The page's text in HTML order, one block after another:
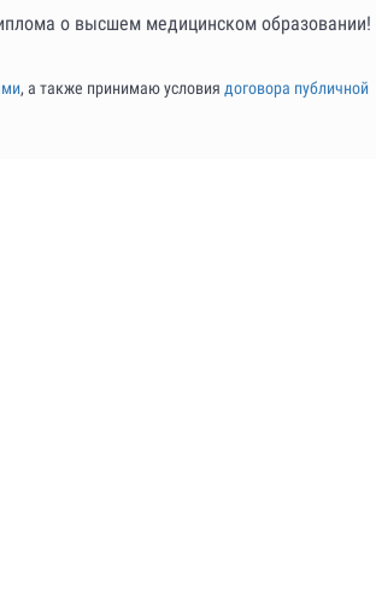
о высшем медицинском образовании!
, а также принимаю условия договора публичной